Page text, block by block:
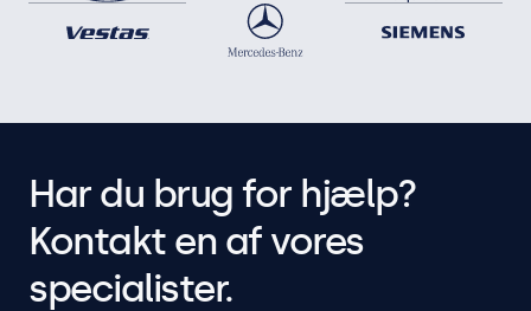
Har du brug for hjælp?
Kontakt en af vores
specialister.